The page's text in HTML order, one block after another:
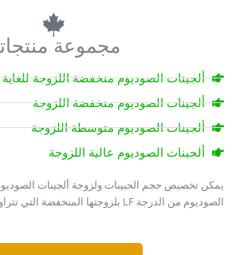
o
f
مجموعة
ألجينات الصوديوم منخفضة اللزوجة للغاية
ألجينات الصوديوم منخفضة اللزوجة
ألجينات الصوديوم متوسطة اللزوجة
ألجينات الصوديوم عالية اللزوجة
يمكن تخصيص حجم الحبيبات ولزوجة ألجينات الصوديوم
الصوديوم من الدرجة LF بلزوجتها المنخفضة التي تتراوح بين 20-200 ملي باسكال.